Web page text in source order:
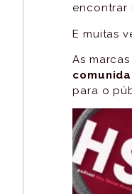
encontrar
E muitas
As
para o